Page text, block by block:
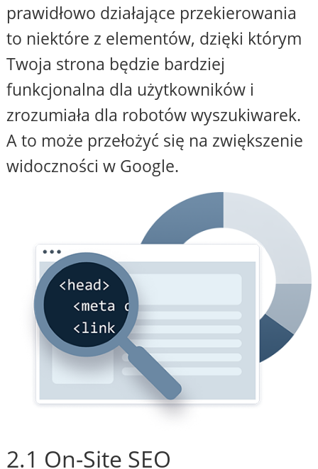
prawidłowo działające przekierowania
to niektóre z elementów, dzięki którym
Twoja strona będzie bardziej
funkcjonalna dla użytkowników i
zrozumiała dla robotów wyszukiwarek.
A to może przełożyć się na zwiększenie
widoczności w Google.
2.1 On-Site SEO